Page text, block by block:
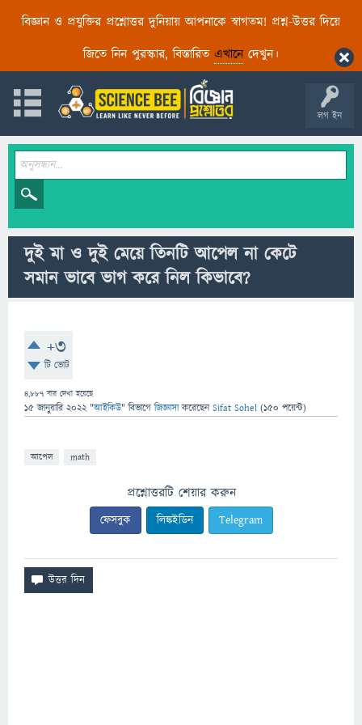
বিজ্ঞান ও প্রযুক্তির প্রশ্নোত্তর দুনিয়ায় আপনাকে স্বাগতম! প্রশ্ন-উত্তর দিয়ে
জিতে নিন পুরস্কার, বিস্তারিত এখানেদেখুন।
লগ ইন
দুই মা ও দুই মেয়ে তিনটি আপেল না কেটে
সমান ভাবে ভাগ করে নিল কিভাবে?
+3
টি ভোট
4,887 বার দেখা হয়েছে
15 জানুয়ারি 2022 "আইকিউ" বিভাগে জিজ্ঞাসাকরেছেনSifat Sohel (150 পয়েন্ট)
আপেল math
প্রশ্নোত্তরটি শেয়ার করুন
ফেসবুক লিঙ্কইডিন Telegram